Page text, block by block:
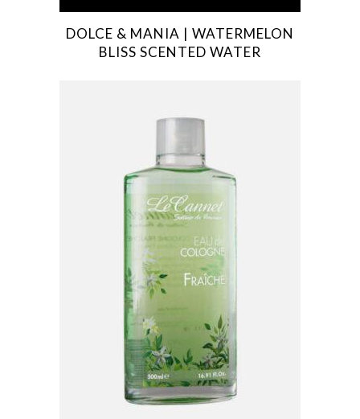
DOLCE & MANIA | WATERMELON
BLISS SCENTED WATER